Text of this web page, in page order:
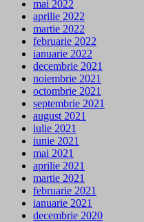
mai 2022
aprilie 2022
martie 2022
februarie 2022
ianuarie 2022
decembrie 2021
noiembrie 2021
octombrie 2021
septembrie 2021
august 2021
iulie 2021
iunie 2021
mai 2021
aprilie 2021
martie 2021
februarie 2021
ianuarie 2021
decembrie 2020